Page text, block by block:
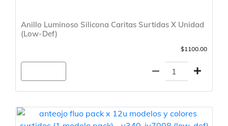
Anillo Luminoso Silicona Caritas Surtidas X Unidad
(Low-Def)
$1100.00